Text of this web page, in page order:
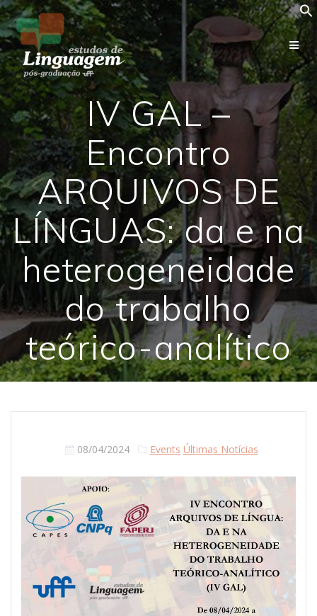
to
content
IV GAL –
Encontro
ARQUIVOS DE
LÍNGUAS: da e na
heterogeneidade
do trabalho
teórico-analítico
08/04/2024 Events Últimas Notícias